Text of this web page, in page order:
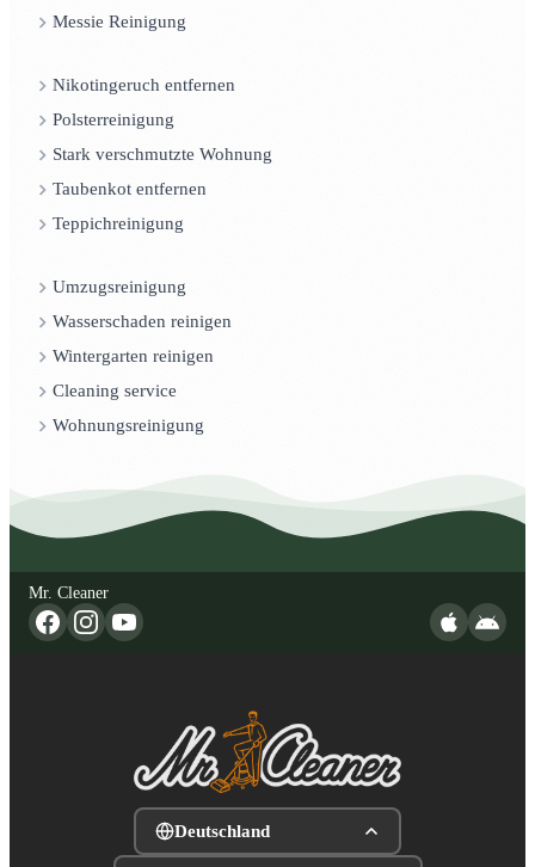
Messie Reinigung
Nikotingeruch entfernen
Polsterreinigung
Stark verschmutzte Wohnung
Taubenkot entfernen
Teppichreinigung
Umzugsreinigung
Wasserschaden reinigen
Wintergarten reinigen
Cleaning service
Wohnungsreinigung
Mr. Cleaner
Deutschland